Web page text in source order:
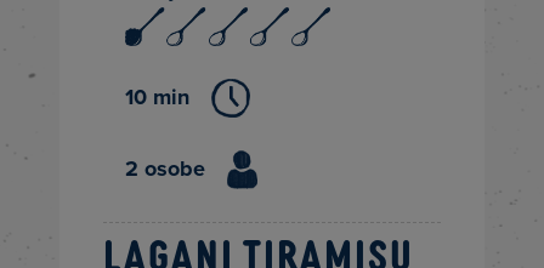
10 min
2 osobe
Lagani tiramisu